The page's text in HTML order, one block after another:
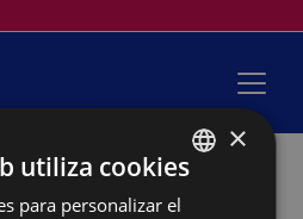
BASQUE
×
utiliza cookies
para personalizar el